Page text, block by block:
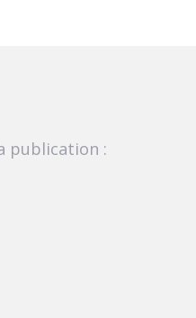
publication :